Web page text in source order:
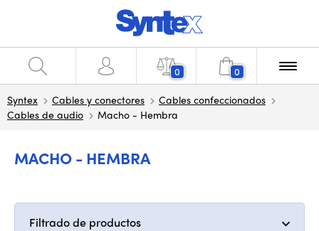
0 0
Syntex Cables y conectores
Cables confeccionados
Cables de audio
Macho - Hembra
MACHO - HEMBRA
Filtrado de productos